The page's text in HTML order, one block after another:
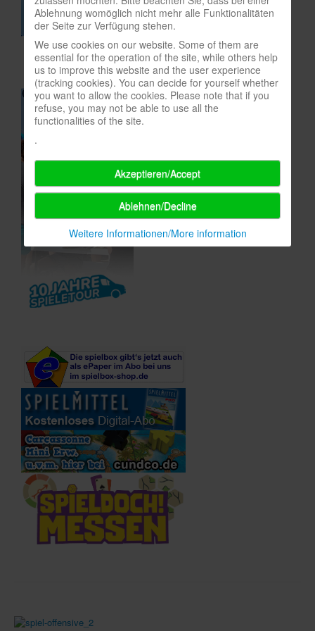
In eigener Sache-On our own behalf
Archivierte Meldungen-News archive
Ablehnung womöglich nicht mehr alle Funktionalitäten
der Seite zur Verfügung stehen.
We use cookies on our website. Some of them are
essential for the operation of the site, while others help
us to improve this website and the user experience
(tracking cookies). You can decide for yourself whether
you want to allow the cookies. Please note that if you
refuse, you may not be able to use all the
functionalities of the site.
.
Akzeptieren/Accept
Ablehnen/Decline
Weitere Informationen/More information